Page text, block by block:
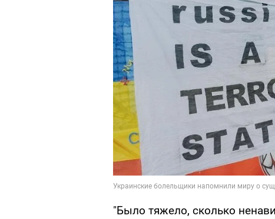
"Было тяжело, сколько